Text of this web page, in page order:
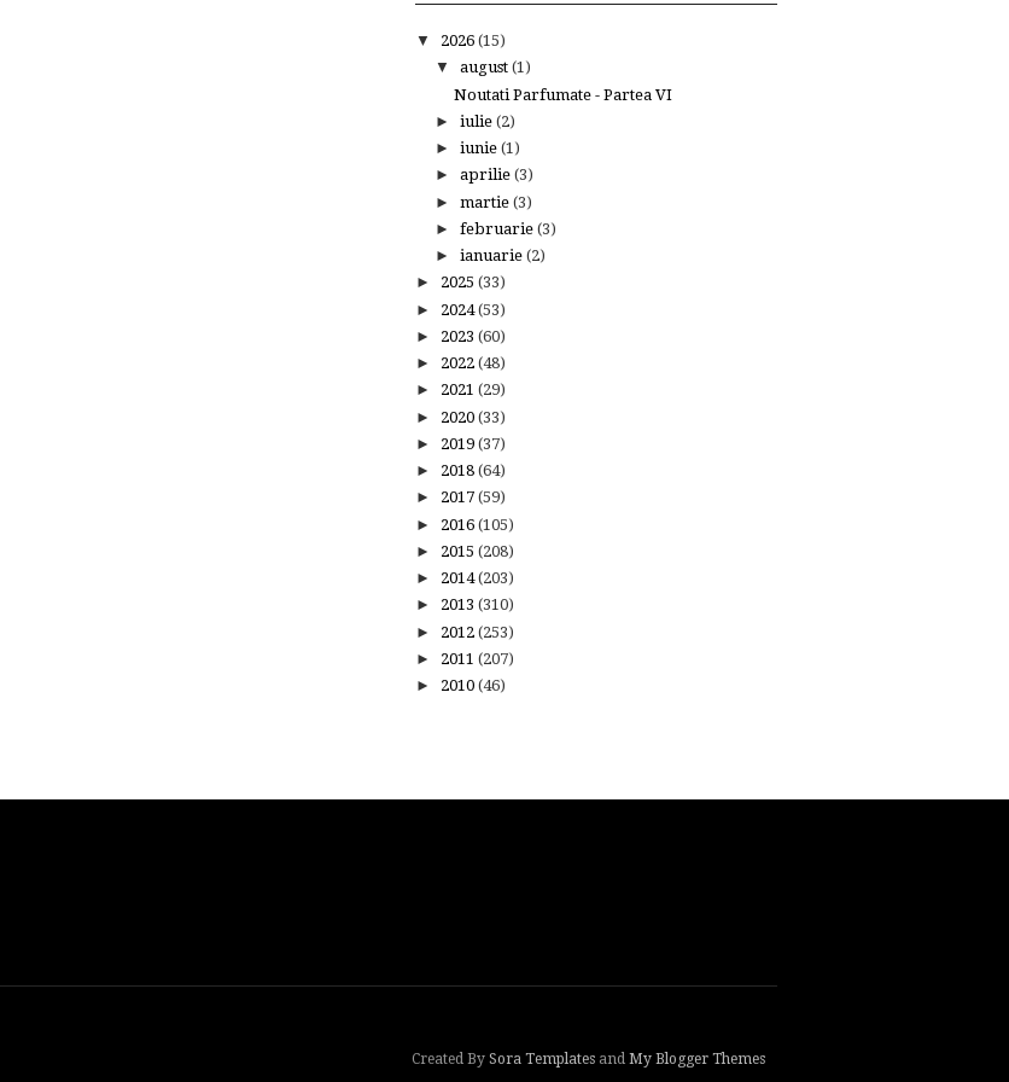
▼ 2026 (15)
▼ august (1)
Noutati Parfumate - Partea VI
► iulie (2)
► iunie (1)
► aprilie (3)
► martie (3)
► februarie (3)
► ianuarie (2)
► 2025 (33)
► 2024(53)
► 2023 (60)
► 2022 (48)
► 2021 (29)
► 2020 (33)
► 2019 (37)
► 2018 (64)
► 2017 (59)
► 2016 (105)
► 2015 (208)
► 2014(203)
► 2013 (310)
► 2012 (253)
► 2011 (207)
► 2010 (46)
Created By Sora Templates and My Blogger Themes